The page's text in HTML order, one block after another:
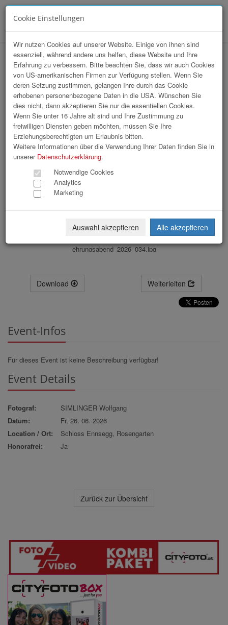
Ehrungsabend Stadtgemeinde Enns
ehrungsabend_2026_034.jpg
Download Weiterleiten
Event-Infos
Für dieses Event ist keine Beschreibung verfügbar!
Event Details
Fotograf:
SIMLINGER Wolfgang
Datum:
Fr, 26. 06. 2026
Location / Ort:
Schloss Ennsegg, Rosengarten
Honorafrei:
Ja
Zurück zur Übersicht
Cookie Einstellungen
Wir nutzen Cookies auf unserer Website. Einige von ihnen sind
essenziell, während andere uns helfen, diese Website und Ihre
Erfahrung zu verbessern. Bitte beachten Sie, dass wir auch Cookies
von US-amerikanischen Firmen zur Verfügung stellen. Wenn Sie
deren Setzung zustimmen, gelangen Ihre durch das Cookie
erhobenen personenbezogene Daten in die USA. Wünschen Sie
dies nicht, dann akzeptieren Sie nur die essentiellen Cookies.
Wenn Sie unter 16 Jahre alt sind und Ihre Zustimmung zu
freiwilligen Diensten geben möchten, müssen Sie Ihre
Erziehungsberechtigten um Erlaubnis bitten.
Weitere Informationen über die Verwendung Ihrer Daten finden Sie in
unserer Datenschutzerklärung.
Notwendige Cookies
Analytics
Marketing
Auswahl akzeptieren Alle akzeptieren